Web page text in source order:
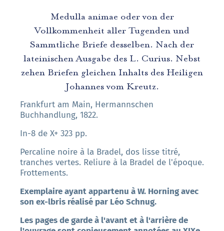
Medulla animae oder von der
Vollkommenheit aller Tugenden und
Sammtliche Briefe desselben. Nach der
lateinischen Ausgabe des L. Curius. Nebst
zehen Briefen gleichen Inhalts des Heiligen
Johannes vom Kreutz.
Frankfurt am Main, Hermannschen
Buchhandlung, 1822.
In-8 de X+ 323 pp.
Percaline noire à la Bradel, dos lisse titré,
tranches vertes. Reliure à la Bradel de l'époque.
Frottements.
Exemplaire ayant appartenu à W. Horning avec
son ex-lbris réalisé par Léo Schnug.
Les pages de garde à l'avant et à l'arrière de